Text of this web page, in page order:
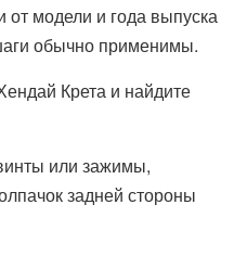
от модели и года выпуска
обычно применимы.
Крета и найдите
или зажимы,
задней стороны